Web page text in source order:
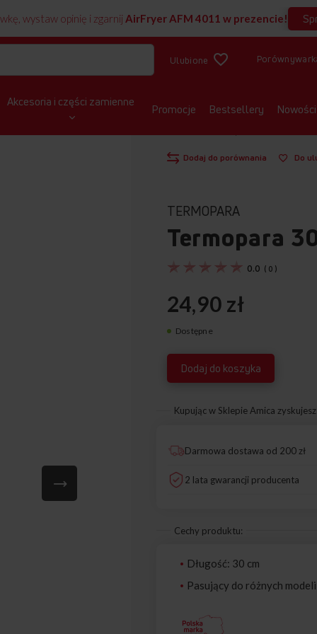
wystaw opinię i zgarnij AirFryer AFM 4011 w prezencie!
Ulubione
Akcesoria i części zamienne Promocje Bestsellery Nowości
Dodaj do porównania Do
TERMOPARA
Termopara
0.0 ( 0 )
24,90 zł
Dostępne
Dodaj do koszyka
Kupując w Sklepie Amica
Darmowa dostawa od 200 zł
2 lata gwarancji producenta
Cechy produktu:
Długość: 30 cm
Pasujący do różnych modeli